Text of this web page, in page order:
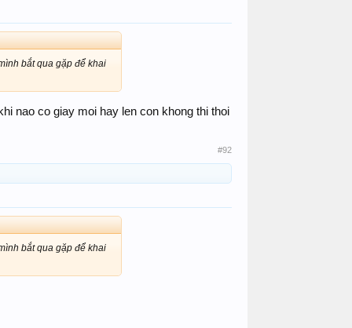
bắt qua gặp để khai
nao co giay moi hay len con khong thi thoi
#92
bắt qua gặp để khai